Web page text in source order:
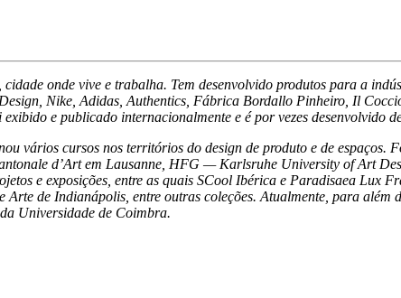
onde vive e trabalha. Tem desenvolvido produtos para a
Nike, Adidas, Authentics, Fábrica Bordallo Pinheiro, Il
e publicado internacionalmente e é por vezes desenvolvido
vários cursos nos territórios do design de produto e de
d’Art em Lausanne, HFG —Karlsruhe University of Art
e exposições, entre as quais SCool Ibérica e Paradisaea Lux
Arte de Indianápolis, entre outras coleções. Atualmente, para além
Universidade de Coimbra.